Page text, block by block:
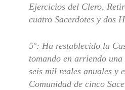
Ejercicios del Clero,
cuatro Sacerdotes y dos
5º: Ha restablecido la
tomando en arriendo
seis mil reales anuales y
Comunidad de cinco